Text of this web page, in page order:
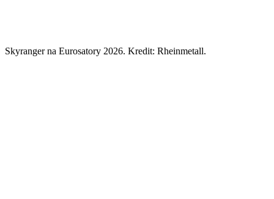
Skyranger na Eurosatory 2026. Kredit: Rheinmetall.